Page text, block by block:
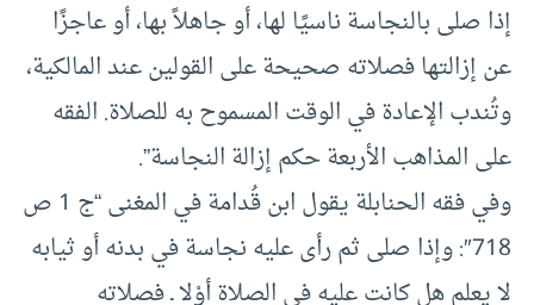
إذا صلى بالنجاسة ناسيًا لها، أو جاهلاً بها، أو عاجزًا
عن إزالتها فصلاته صحيحة على القولين عند المالكية،
وتُندب الإعادة في الوقت المسموح به للصلاة. الفقه
على المذاهب الأربعة حكم إزالة النجاسة”.
وفي فقه الحنابلة يقول ابن قُدامة في المغنى “ج 1 ص
718″: وإذا صلى ثم رأى عليه نجاسة في بدنه أو ثيابه
لا يعلم هل كانت عليه في الصلاة أوْلا ـ فصلاته